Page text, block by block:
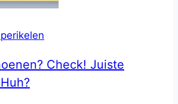
Check! Juiste